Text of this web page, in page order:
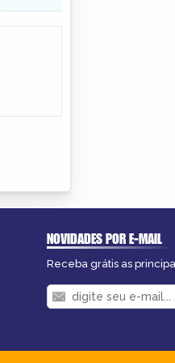
NOVIDADES POR E-MAIL
Receba grátis as